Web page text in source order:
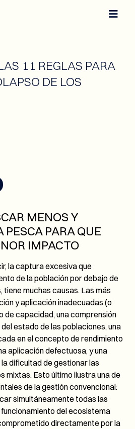
11 REGLAS PARA
DE LOS
MENOS Y
PESCA PARA QUE
IMPACTO
la captura excesiva que
de la población por debajo de
tiene muchas causas. Las más
y aplicación inadecuadas (o
de capacidad, una comprensión
estado de las poblaciones, una
en el concepto de rendimiento
aplicación defectuosa, y una
dificultad de gestionar las
mixtas. Esto último ilustra una de
de la gestión convencional:
simultáneamente todas las
funcionamiento del ecosistema
directamente por la